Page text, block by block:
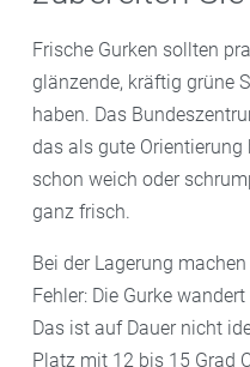
Frische Gurken sollten
glänzende, kräftig grüne
haben. Das
das als gute Orientierung
schon weich oder
ganz frisch.
Bei der Lagerung
Fehler: Die Gurke
Das ist auf Dauer nicht
Platz mit 12 bis 15 Grad